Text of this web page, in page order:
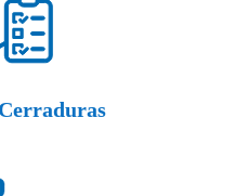
Cerraduras